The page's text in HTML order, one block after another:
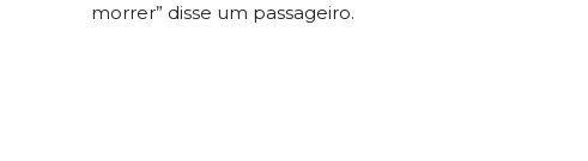
morrer” disse um passageiro.